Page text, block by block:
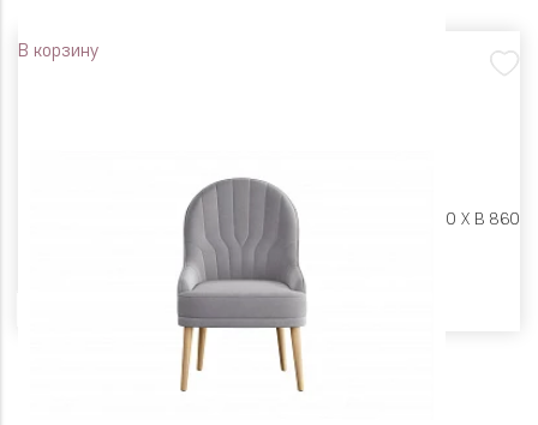
В корзину
Ш 780 X Г 780 X В 860